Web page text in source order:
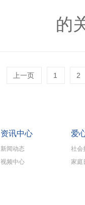
的
上一页 1 2
资讯中心
新闻动态
视频中心
爱
社会
家庭